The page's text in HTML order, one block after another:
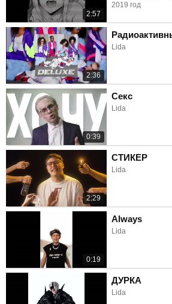
2:57
2019 год
2:36
Lida
0:39
Секс
Lida
2:29
СТИКЕР
Lida
0:19
Always
Lida
ДУРКА
Lida